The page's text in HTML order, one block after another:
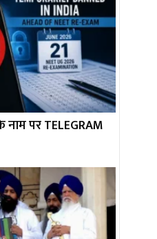
पर TELEGRAM